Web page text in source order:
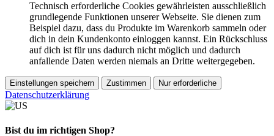
Technisch erforderliche Cookies gewährleisten ausschließlich
grundlegende Funktionen unserer Webseite. Sie dienen zum
Beispiel dazu, dass du Produkte im Warenkorb sammeln oder
dich in dein Kundenkonto einloggen kannst. Ein Rückschluss
auf dich ist für uns dadurch nicht möglich und dadurch
anfallende Daten werden niemals an Dritte weitergegeben.
Einstellungen speichern Zustimmen Nur erforderliche
Datenschutzerklärung
Bist du im richtigen Shop?